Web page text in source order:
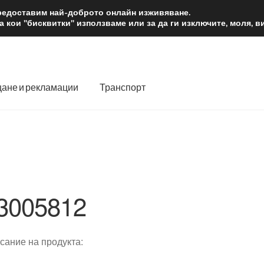
лв.
и рекламации Транспорт
на продукта:
най-доброто онлайн изживяване.
"бисквитки" използваме или за да ги изключите, моля,